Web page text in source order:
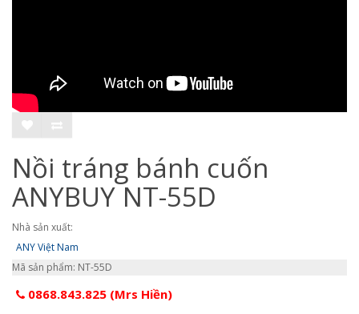
Nồi tráng bánh cuốn
ANYBUY NT-55D
Nhà sản xuất:
ANY Việt Nam
Mã sản phẩm: NT-55D
0868.843.825 (Mrs Hiền)